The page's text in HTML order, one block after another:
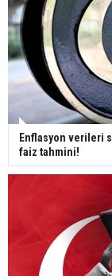
Enflasyon verileri
faiz tahmini!